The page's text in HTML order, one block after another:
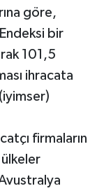
göre,
bir
101,5
ihracata
firmaların
ülkeler